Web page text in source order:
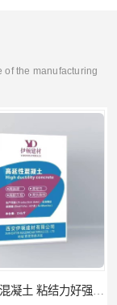
of the manufacturing
ECC高延性混凝土 粘结力好强度高 可弯曲抗震不开裂